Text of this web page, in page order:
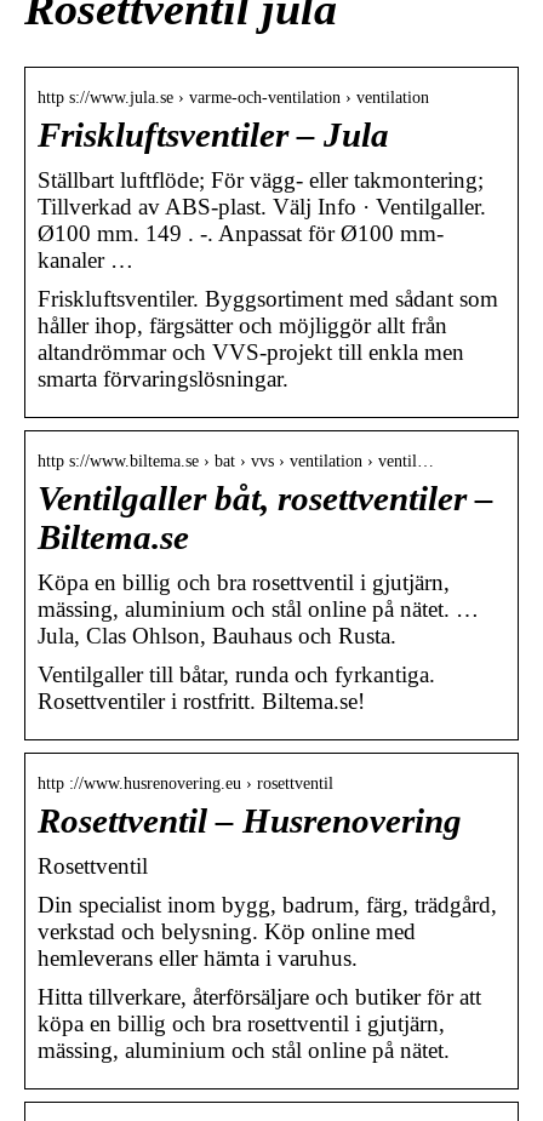
http s://www.jula.se › varme-och-ventilation › ventilation
Friskluftsventiler – Jula
Ställbart luftflöde; För vägg- eller takmontering;
Tillverkad av ABS-plast. Välj Info · Ventilgaller.
Ø100 mm. 149 . -. Anpassat för Ø100 mm-
kanaler …
Friskluftsventiler. Byggsortiment med sådant som
håller ihop, färgsätter och möjliggör allt från
altandrömmar och VVS-projekt till enkla men
smarta förvaringslösningar.
http s://www.biltema.se › bat › vvs › ventilation › ventil…
Ventilgaller båt, rosettventiler –
Biltema.se
Köpa en billig och bra rosettventil i gjutjärn,
mässing, aluminium och stål online på nätet. …
Jula, Clas Ohlson, Bauhaus och Rusta.
Ventilgaller till båtar, runda och fyrkantiga.
Rosettventiler i rostfritt. Biltema.se!
http ://www.husrenovering.eu › rosettventil
Rosettventil – Husrenovering
Rosettventil
Din specialist inom bygg, badrum, färg, trädgård,
verkstad och belysning. Köp online med
hemleverans eller hämta i varuhus.
Hitta tillverkare, återförsäljare och butiker för att
köpa en billig och bra rosettventil i gjutjärn,
mässing, aluminium och stål online på nätet.